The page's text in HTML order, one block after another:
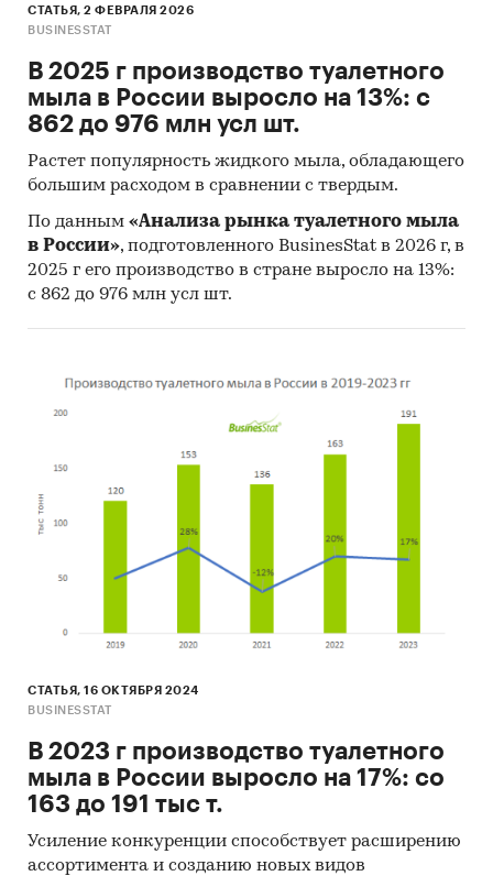
СТАТЬЯ, 2 ФЕВРАЛЯ 2026
BUSINESSTAT
В 2025 г производство туалетного
мыла в России выросло на 13%: с
862 до 976 млн усл шт.
Растет популярность жидкого мыла, обладающего
большим расходом в сравнении с твердым.
По данным «Анализа рынка туалетного мыла
в России», подготовленного BusinesStat в 2026 г, в
2025 г его производство в стране выросло на 13%:
с 862 до 976 млн усл шт.
СТАТЬЯ, 16 ОКТЯБРЯ 2024
BUSINESSTAT
В 2023 г производство туалетного
мыла в России выросло на 17%: со
163 до 191 тыс т.
Усиление конкуренции способствует расширению
ассортимента и созданию новых видов